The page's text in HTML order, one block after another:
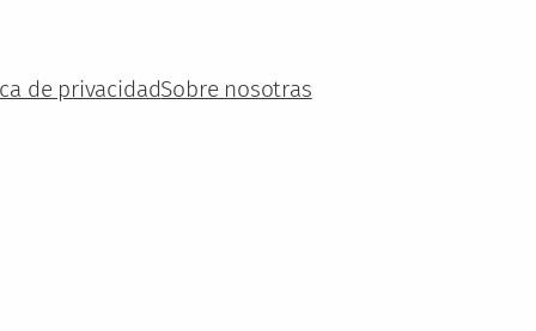
de privacidadSobre nosotras